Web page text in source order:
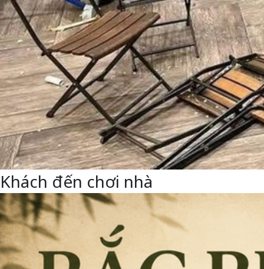
Khách đến chơi nhà